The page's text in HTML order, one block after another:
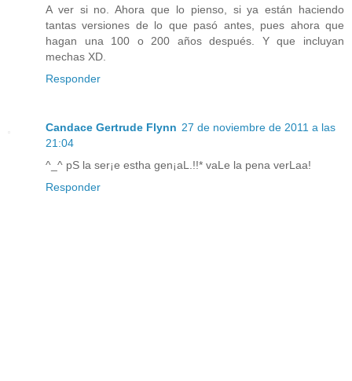
A ver si no. Ahora que lo pienso, si ya están haciendo
tantas versiones de lo que pasó antes, pues ahora que
hagan una 100 o 200 años después. Y que incluyan
mechas XD.
Responder
Candace Gertrude Flynn 27 de noviembre de 2011 a las
21:04
^_^ pS la ser¡e estha gen¡aL.!!* vaLe la pena verLaa!
Responder